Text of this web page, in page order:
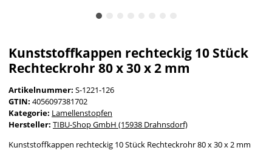
Kunststoffkappen rechteckig 10 Stück
Rechteckrohr 80 x 30 x 2 mm
Artikelnummer: S-1221-126
GTIN: 4056097381702
Kategorie: Lamellenstopfen
Hersteller: TIBU-Shop GmbH (15938 Drahnsdorf)
Kunststoffkappen rechteckig 10 Stück Rechteckrohr 80 x 30 x 2 mm